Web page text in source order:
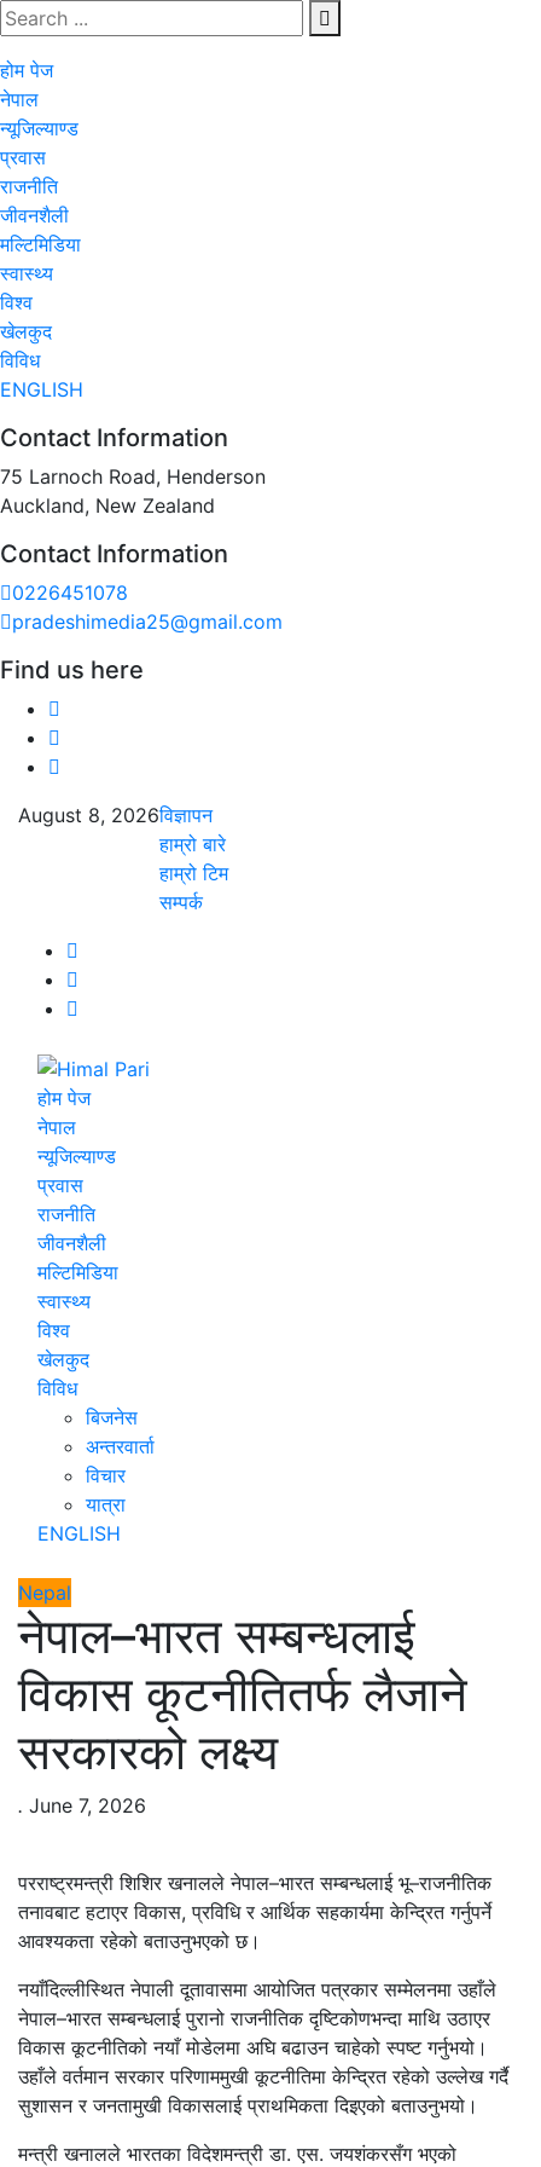
होम पेज
नेपाल
न्यूजिल्याण्ड
प्रवास
राजनीति
जीवनशैली
मल्टिमिडिया
स्वास्थ्य
विश्व
खेलकुद
विविध
ENGLISH
Contact Information
75 Larnoch Road, Henderson
Auckland, New Zealand
Contact Information
0226451078
pradeshimedia25@gmail.com
Find us here
August 8, 2026विज्ञापन
हाम्रो बारे
हाम्रो टिम
सम्पर्क
होम पेज
नेपाल
न्यूजिल्याण्ड
प्रवास
राजनीति
जीवनशैली
मल्टिमिडिया
स्वास्थ्य
विश्व
खेलकुद
विविध
बिजनेस
अन्तरवार्ता
विचार
यात्रा
ENGLISH
Nepal
नेपाल–भारत सम्बन्धलाई
विकास कूटनीतितर्फ लैजाने
सरकारको लक्ष्य
. June 7, 2026
परराष्ट्रमन्त्री शिशिर खनालले नेपाल–भारत सम्बन्धलाई भू–राजनीतिक
तनावबाट हटाएर विकास, प्रविधि र आर्थिक सहकार्यमा केन्द्रित गर्नुपर्ने
आवश्यकता रहेको बताउनुभएको छ।
नयाँदिल्लीस्थित नेपाली दूतावासमा आयोजित पत्रकार सम्मेलनमा उहाँले
नेपाल–भारत सम्बन्धलाई पुरानो राजनीतिक दृष्टिकोणभन्दा माथि उठाएर
विकास कूटनीतिको नयाँ मोडेलमा अघि बढाउन चाहेको स्पष्ट गर्नुभयो।
उहाँले वर्तमान सरकार परिणाममुखी कूटनीतिमा केन्द्रित रहेको उल्लेख गर्दै
सुशासन र जनतामुखी विकासलाई प्राथमिकता दिइएको बताउनुभयो।
मन्त्री खनालले भारतका विदेशमन्त्री डा. एस. जयशंकरसँग भएको